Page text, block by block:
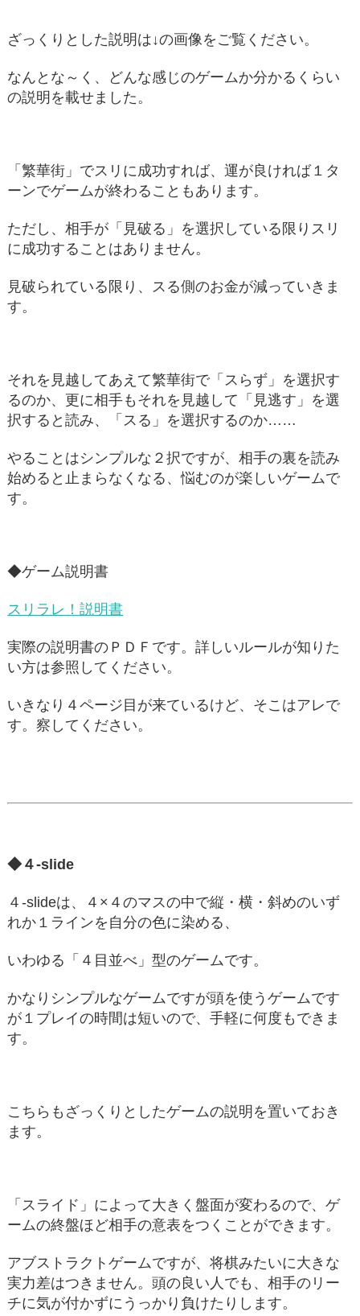
ざっくりとした説明は↓の画像をご覧ください。
なんとな～く、どんな感じのゲームか分かるくらい
の説明を載せました。
「繁華街」でスリに成功すれば、運が良ければ１タ
ーンでゲームが終わることもあります。
ただし、相手が「見破る」を選択している限りスリ
に成功することはありません。
見破られている限り、スる側のお金が減っていきま
す。
それを見越してあえて繁華街で「スらず」を選択す
るのか、更に相手もそれを見越して「見逃す」を選
択すると読み、「スる」を選択するのか……
やることはシンプルな２択ですが、相手の裏を読み
始めると止まらなくなる、悩むのが楽しいゲームで
す。
◆ゲーム説明書
スリラレ！説明書
実際の説明書のＰＤＦです。詳しいルールが知りた
い方は参照してください。
いきなり４ページ目が来ているけど、そこはアレで
す。察してください。
◆４-slide
４-slideは、４×４のマスの中で縦・横・斜めのいず
れか１ラインを自分の色に染める、
いわゆる「４目並べ」型のゲームです。
かなりシンプルなゲームですが頭を使うゲームです
が１プレイの時間は短いので、手軽に何度もできま
す。
こちらもざっくりとしたゲームの説明を置いておき
ます。
「スライド」によって大きく盤面が変わるので、ゲ
ームの終盤ほど相手の意表をつくことができます。
アブストラクトゲームですが、将棋みたいに大きな
実力差はつきません。頭の良い人でも、相手のリー
チに気が付かずにうっかり負けたりします。